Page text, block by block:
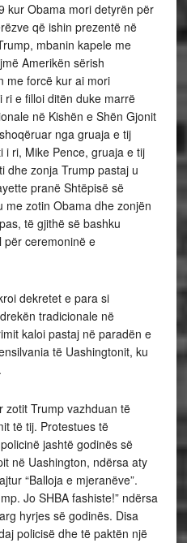
kur Obama mori detyrën për
që ishin prezentë në
mbanin kapele me
Amerikën sërish
me forcë kur ai mori
ri e filloi ditën duke marrë
në Kishën e Shën Gjonit
nga gruaja e tij
i ri, Mike Pence, gruaja e tij
dhe zonja Trump pastaj u
pranë Shtëpisë së
me zotin Obama dhe zonjën
të gjithë së bashku
për ceremoninë e
dekretet e para si
tradicionale në
kaloi pastaj në paradën e
të Uashingtonit, ku
zotit Trump vazhduan të
të tij. Protestues të
jashtë godinës së
në Uashington, ndërsa aty
“Balloja e mjeranëve”.
Jo SHBA fashiste!” ndërsa
hyrjes së godinës. Disa
policisë dhe të paktën një